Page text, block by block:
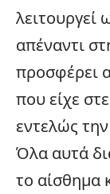
λειτουργεί
απέναντι
προσφέρει
που είχε
εντελώς
Όλα αυτά
το αίσθημα